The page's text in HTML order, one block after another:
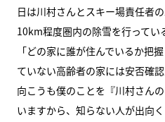
日は川村さんとスキー場責任者
10km程度圏内の除雪を行ってい
「どの家に誰が住んでいるか把
ていない高齢者の家には安否確
向こうも僕のことを『川村さん
いますから、知らない人が出向